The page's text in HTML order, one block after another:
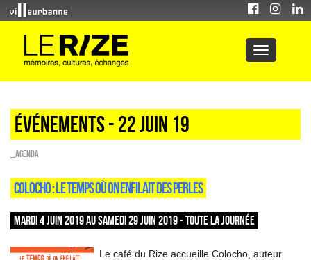
Événements - 22 Juin 19
_Agenda
COLOCHO : LE TEMPS OÙ ON ENFILAIT DES PERLES
MARDI 4 JUIN 2019 AU SAMEDI 29 JUIN 2019 - TOUTE LA JOURNÉE
Le café du Rize accueille Colocho, auteur